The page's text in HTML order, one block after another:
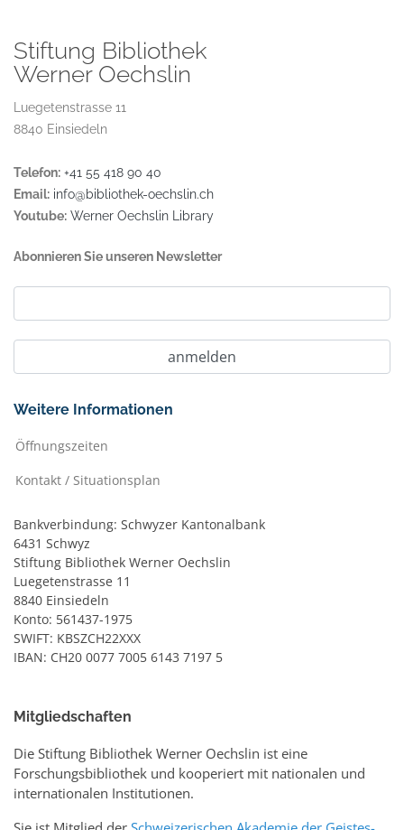
Stiftung Bibliothek
Werner Oechslin
Luegetenstrasse 11
8840 Einsiedeln
Telefon: +41 55 418 90 40
Email: info@bibliothek-oechslin.ch
Youtube: Werner Oechslin Library
Abonnieren Sie unseren Newsletter
Weitere Informationen
Öffnungszeiten
Kontakt / Situationsplan
Bankverbindung: Schwyzer Kantonalbank
6431 Schwyz
Stiftung Bibliothek Werner Oechslin
Luegetenstrasse 11
8840 Einsiedeln
Konto: 561437-1975
SWIFT: KBSZCH22XXX
IBAN: CH20 0077 7005 6143 7197 5
Mitgliedschaften
Die Stiftung Bibliothek Werner Oechslin ist eine
Forschungsbibliothek und kooperiert mit nationalen und
internationalen Institutionen.